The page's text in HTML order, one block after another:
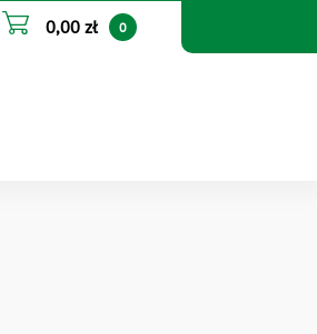
0,00 zł 0